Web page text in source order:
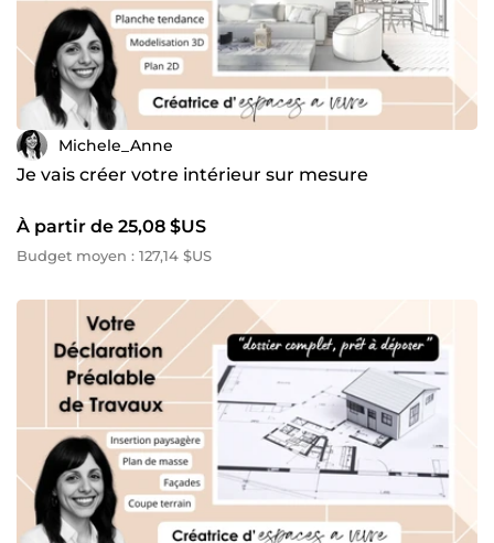
Michele_Anne
Je vais créer votre intérieur sur mesure
À partir de 25,08 $US
Budget moyen : 127,14 $US